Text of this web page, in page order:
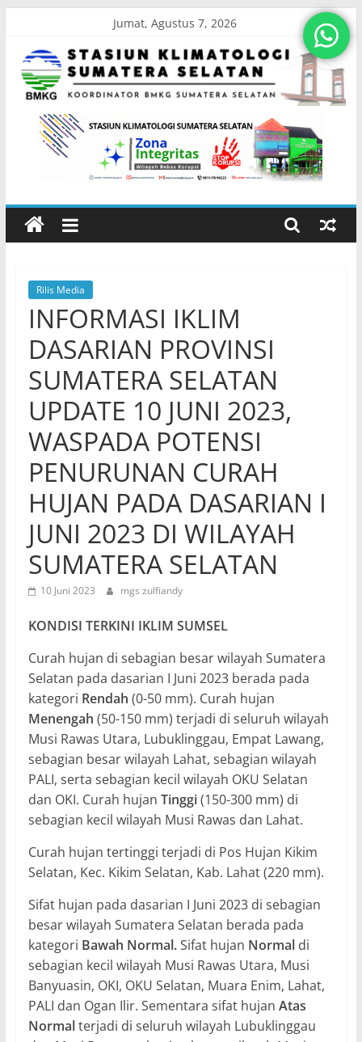
content
Jumat, Agustus 7, 2026
Stasiun
Klimatologi
Sumatera
Koordinator
BMKG
Sumatera
Selatan
Rilis Media
INFORMASI IKLIM
DASARIAN PROVINSI
SUMATERA SELATAN
UPDATE 10 JUNI 2023,
WASPADA POTENSI
PENURUNAN CURAH
HUJAN PADA DASARIAN I
JUNI 2023 DI WILAYAH
SUMATERA SELATAN
10 Juni 2023 mgs zulfiandy
KONDISI TERKINI IKLIM SUMSEL
Curah hujan di sebagian besar wilayah Sumatera
Selatan pada dasarian I Juni 2023 berada pada
kategori Rendah (0-50 mm). Curah hujan
Menengah (50-150 mm) terjadi di seluruh wilayah
Musi Rawas Utara, Lubuklinggau, Empat Lawang,
sebagian besar wilayah Lahat, sebagian wilayah
PALI, serta sebagian kecil wilayah OKU Selatan
dan OKI. Curah hujan Tinggi(150-300 mm) di
sebagian kecil wilayah Musi Rawas dan Lahat.
Curah hujan tertinggi terjadi di Pos Hujan Kikim
Selatan, Kec. Kikim Selatan, Kab. Lahat (220 mm).
Sifat hujan pada dasarian I Juni 2023 di sebagian
besar wilayah Sumatera Selatan berada pada
kategori Bawah Normal.Sifat hujan Normal di
sebagian kecil wilayah Musi Rawas Utara, Musi
Banyuasin, OKI, OKU Selatan, Muara Enim, Lahat,
PALI dan Ogan Ilir. Sementara sifat hujan Atas
Normalterjadi di seluruh wilayah Lubuklinggau